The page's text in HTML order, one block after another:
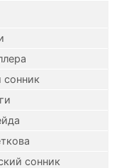
сонник
сонник